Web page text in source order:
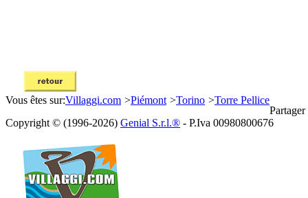
Vous êtes sur:Villaggi.com >Piémont >Torino >Torre Pellice
Partager
Copyright © (1996-2026) Genial S.r.l.® - P.Iva 00980800676